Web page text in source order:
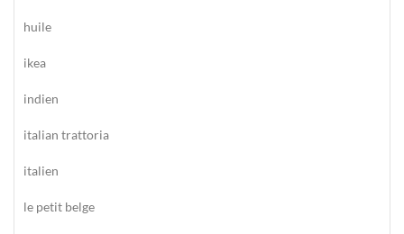
huile
ikea
indien
italian trattoria
italien
le petit belge